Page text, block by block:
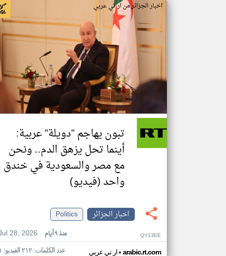
اخبار الجزائر من ار تي عربي
تبون يهاجم "دويلة" عربية:
أينما تحل يزهق الدم.. ونحن
مع مصر والسعودية في خندق
واحد (فيديو)
اخبار الجزائر
Politics
28, 2026
منذ ٩ أيام QY13EE
ار تي عربي• arabic.rt.com عدد الكلمات: ٢١٢ الفيديو: ١